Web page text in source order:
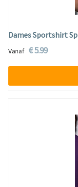
Dames Sportshirt
Vanaf € 5.99